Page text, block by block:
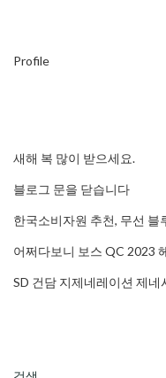
Profile
새해 복 많이 받으세요.
블로그 문을 닫습니다
한국소비자원 추천, 무선 블
어쩌다보니 보스 QC 2023
SD 건담 지제네레이션 제네